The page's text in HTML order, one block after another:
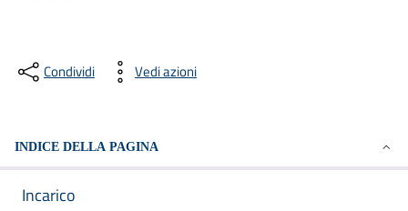
Condividi Vedi azioni
INDICE DELLA PAGINA
Incarico